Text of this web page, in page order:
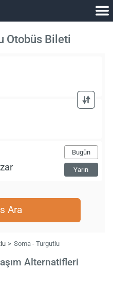
Otobüs Bileti
Bugün
Yarın
Ara
Soma - Turgutlu
Alternatifleri